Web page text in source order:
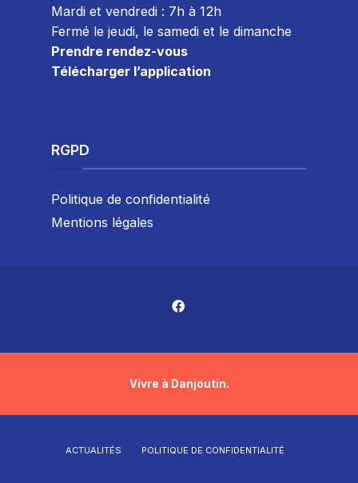
Mardi et vendredi : 7h à 12h
Fermé le jeudi, le samedi et le dimanche
Prendre rendez-vous
Télécharger l’application
RGPD
Politique de confidentialité
Mentions légales
Vivre à Danjoutin.
ACTUALITÉS POLITIQUE DE CONFIDENTIALITÉ